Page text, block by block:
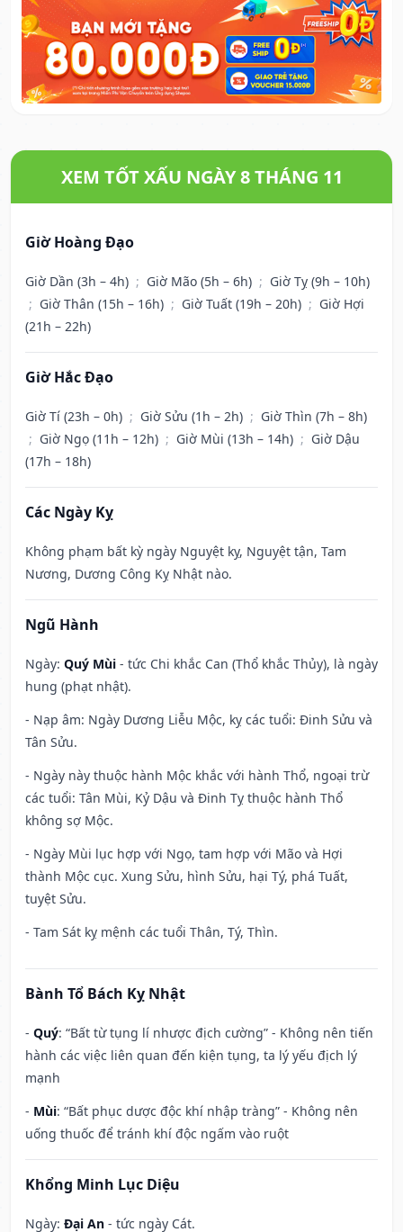
XEM TỐT XẤU NGÀY 8 THÁNG 11
Giờ Hoàng Đạo
Giờ Dần (3h – 4h) ; Giờ Mão (5h – 6h) ; Giờ Tỵ (9h – 10h)
; Giờ Thân (15h – 16h) ; Giờ Tuất (19h – 20h) ; Giờ Hợi
(21h – 22h)
Giờ Hắc Đạo
Giờ Tí (23h – 0h) ; Giờ Sửu (1h – 2h) ; Giờ Thìn (7h – 8h)
; Giờ Ngọ (11h – 12h) ; Giờ Mùi (13h – 14h) ; Giờ Dậu
(17h – 18h)
Các Ngày Kỵ
Không phạm bất kỳ ngày Nguyệt kỵ, Nguyệt tận, Tam
Nương, Dương Công Kỵ Nhật nào.
Ngũ Hành
Ngày: Quý Mùi - tức Chi khắc Can (Thổ khắc Thủy), là ngày
hung (phạt nhật).
- Nạp âm: Ngày Dương Liễu Mộc, kỵ các tuổi: Đinh Sửu và
Tân Sửu.
- Ngày này thuộc hành Mộc khắc với hành Thổ, ngoại trừ
các tuổi: Tân Mùi, Kỷ Dậu và Đinh Tỵ thuộc hành Thổ
không sợ Mộc.
- Ngày Mùi lục hợp với Ngọ, tam hợp với Mão và Hợi
thành Mộc cục. Xung Sửu, hình Sửu, hại Tý, phá Tuất,
tuyệt Sửu.
- Tam Sát kỵ mệnh các tuổi Thân, Tý, Thìn.
Bành Tổ Bách Kỵ Nhật
- Quý: “Bất từ tụng lí nhược địch cường” - Không nên tiến
hành các việc liên quan đến kiện tụng, ta lý yếu địch lý
mạnh
- Mùi: “Bất phục dược độc khí nhập tràng” - Không nên
uống thuốc để tránh khí độc ngấm vào ruột
Khổng Minh Lục Diệu
Ngày: Đại An - tức ngày Cát.